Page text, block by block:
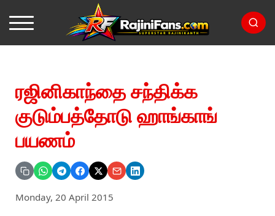
ரஜினிகாந்தை சந்திக்க
குடும்பத்தோடு ஹாங்காங்
பயணம்
Monday, 20 April 2015